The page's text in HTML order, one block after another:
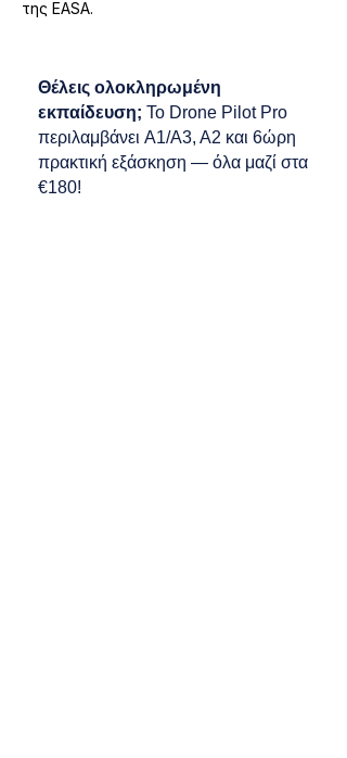
της EASA.
Θέλεις ολοκληρωμένη
εκπαίδευση; Το Drone Pilot Pro
περιλαμβάνει A1/A3, A2 και 6ώρη
πρακτική εξάσκηση — όλα μαζί στα
€180!